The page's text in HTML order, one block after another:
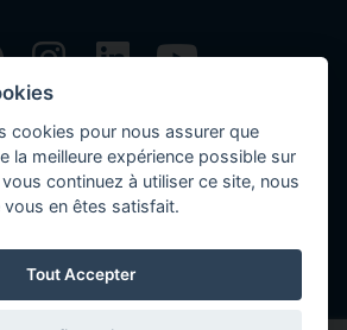
Contact
de confidentialités
des cookies
cookies pour nous assurer que
la meilleure expérience possible sur
continuez à utiliser ce site, nous
en êtes satisfait.
Tout Accepter